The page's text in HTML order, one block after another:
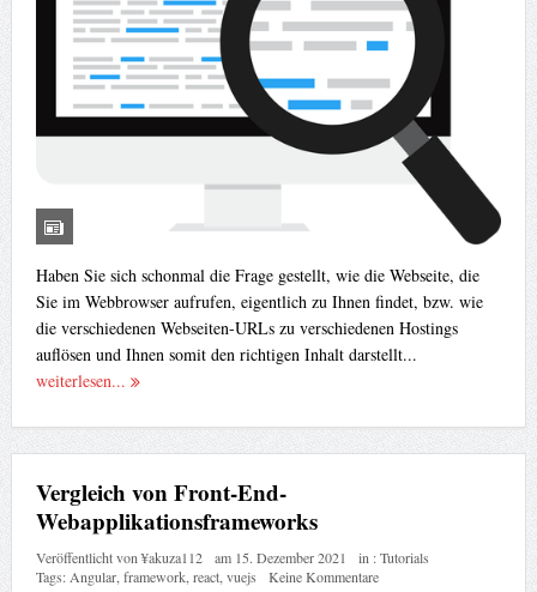
Haben Sie sich schonmal die Frage gestellt, wie die Webseite, die
Sie im Webbrowser aufrufen, eigentlich zu Ihnen findet, bzw. wie
die verschiedenen Webseiten-URLs zu verschiedenen Hostings
auflösen und Ihnen somit den richtigen Inhalt darstellt...
weiterlesen...
Vergleich von Front-End-
Webapplikationsframeworks
Veröffentlicht von¥akuza112 am 15. Dezember 2021 in :Tutorials
Tags: Angular, framework, react, vuejs Keine Kommentare